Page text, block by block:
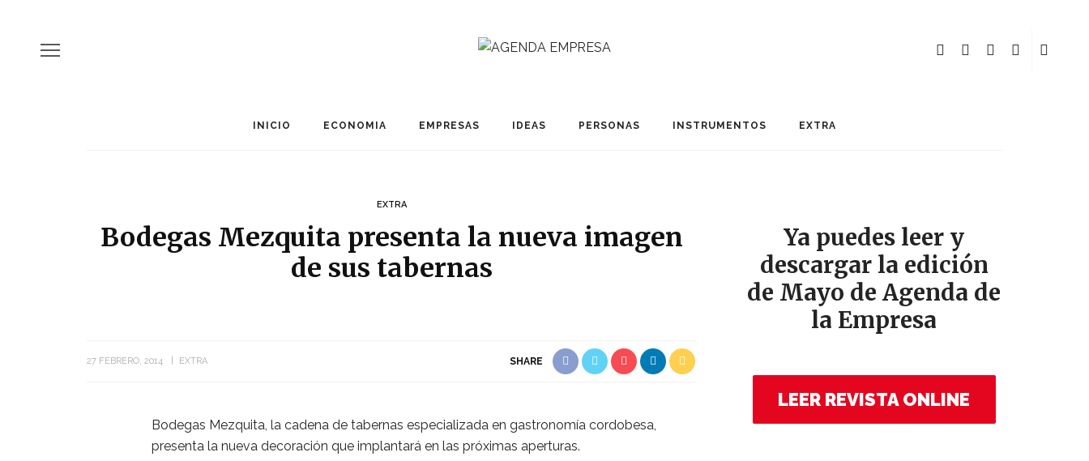
INICIO ECONOMIA EMPRESAS IDEAS PERSONAS INSTRUMENTOS EXTRA
EXTRA
Bodegas Mezquita presenta la nueva imagen
de sus tabernas
27 FEBRERO, 2014 EXTRA SHARE
Bodegas Mezquita, la cadena de tabernas especializada en gastronomía cordobesa,
presenta la nueva decoración que implantará en las próximas aperturas.
Ya puedes leer y
descargar la edición
de Mayo de Agenda de
la Empresa
LEER REVISTA ONLINE